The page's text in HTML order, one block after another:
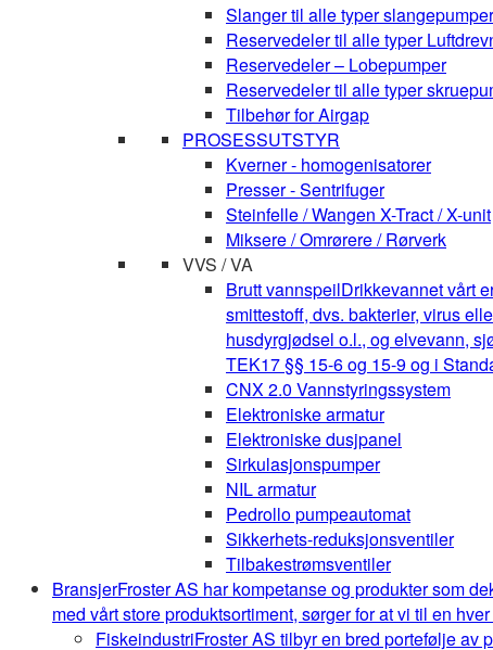
Slanger til alle typer slangepumper
Reservedeler til alle typer
Reservedeler – Lobepumper
Reservedeler til alle typer
Tilbehør for Airgap
PROSESSUTSTYR
Kverner - homogenisatorer
Presser - Sentrifuger
Steinfelle / Wangen X-Tract / X-unit
Miksere / Omrørere / Rørverk
VVS / VA
Brutt vannspeilDrikkevannet vårt
smittestoff, dvs. bakterier, virus
husdyrgjødsel o.l., og elvevann,
TEK17 §§ 15-6 og 15-9 og i
CNX 2.0 Vannstyringssystem
Elektroniske armatur
Elektroniske dusjpanel
Sirkulasjonspumper
NIL armatur
Pedrollo pumpeautomat
Sikkerhets-reduksjonsventiler
Tilbakestrømsventiler
BransjerFroster AS har kompetanse og produkter som
med vårt store produktsortiment, sørger for at vi til en
FiskeindustriFroster AS tilbyr en bred portefølje av